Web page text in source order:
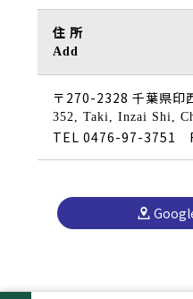
住 所
Add
〒270-2328 千葉県印
352, Taki, Inzai Shi,
TEL 0476-97-3751